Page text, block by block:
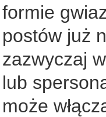
formie
postów już
zazwyczaj
lub
może